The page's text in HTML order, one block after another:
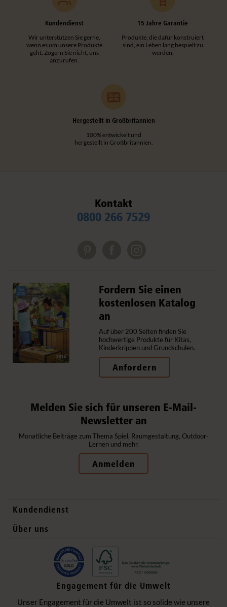
Kundendienst
Wir unterstützen Sie gerne,
wenn es um unsere Produkte
geht. Zögern Sie nicht, uns
anzurufen.
15 Jahre Garantie
Produkte, die dafür konstruiert
sind, ein Leben lang bespielt zu
werden.
Hergestellt in Großbritannien
100% entwickelt und
hergestellt in Großbritannien.
Kontakt
0800 266 7529
Fordern Sie einen
kostenlosen Katalog
an
Auf über 200 Seiten finden Sie
hochwertige Produkte für Kitas,
Kinderkrippen und Grundschulen.
Anfordern
Melden Sie sich für unseren E-Mail-
Newsletter an
Monatliche Beiträge zum Thema Spiel, Raumgestaltung, Outdoor-
Lernen und mehr.
Anmelden
Kundendienst
Kontaktdaten
Häufig gestellte Fragen
Datenschutzerklärung
Impressum
Über uns
Qualitätsprodukte
Gesund und sicher
Flexible Einrichtung
Ökologisch verantwortlich
Engagement für die Umwelt
Unser Engagement für die Umwelt ist so solide wie unsere